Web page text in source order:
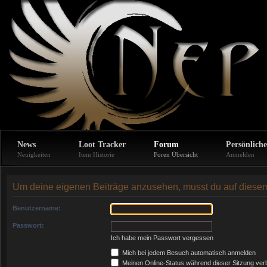
News
Neuigkeiten
Loot Tracker
Item Historie
Forum
Foren Übersicht Anmelden
Um deine eigenen Beiträge anzusehen, musst du auf
Benutzername:
Passwort:
Ich habe mein Passwort vergessen
Mich bei jedem Besuch automatisch anmelden
Meinen Online-Status während dieser Sitzung